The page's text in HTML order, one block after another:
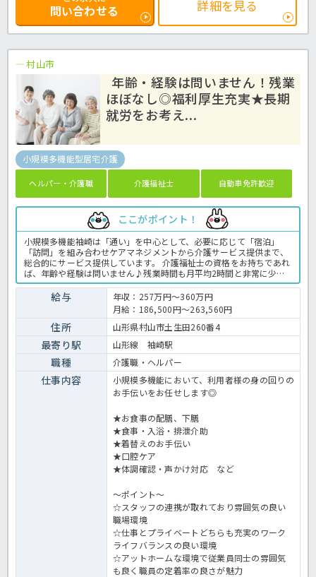
問い合わせる 詳細を見る
村山市
年齢・経験は問いません！残業
ほぼなし◎福利厚生充実★長期
就労をお考え...
小規模多機能型居宅介護
ヘルパー・介護職 介護福祉士 自動車免許歓迎
ここがポイント！
小規模多機能袖崎は「通い」を中心として、必要に応じて「宿泊」
「訪問」を組み合わせケアマネジメントから介護サービス提供まで、
総合的にサービス提供しています。 介護福祉士の資格をお持ちであれ
ば、年齢や経験は問いません♪残業時間も月平均2時間と非常に少な
く、育休制度、介護休暇取得実績など福利厚生も充実！ 安定して長期
就労していただける環境です。明るく働きやすい雰囲気の施設で、利
用者様へのサポートをしませんか？小多機での介護業務全般です。 ＜
介護職 正職員 小多機の求人＞
給与
年収：257万円～360万円
月給：186,500円～263,560円
住所 山形県村山市土生田260番4
最寄り駅 山形線 袖崎駅
職種 介護職・ヘルパー
仕事内容
小規模多機能において、利用者様の身の回りの
お手伝いをお任せします◎
★お食事の配膳、下膳
★食事・入浴・排泄介助
★着替えのお手伝い
★口腔ケア
★体調確認・声かけ対応 など
～ポイント～
☆スタッフの連携が取れており雰囲気の良い
職場環境
☆仕事とプライベートどちらも充実のワーク
ライフバランスの良い環境
☆アットホームな環境で従業員同士の雰囲気
も良く職員の定着率の良さが魅力